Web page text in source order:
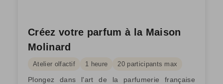
Créez votre parfum à la Maison
Molinard
Atelier olfactif 1 heure 20 participants max
Plongez dans l'art de la parfumerie française